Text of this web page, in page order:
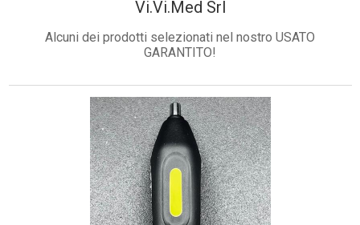
Vi.Vi.Med Srl
Alcuni dei prodotti selezionati nel nostro USATO
GARANTITO!